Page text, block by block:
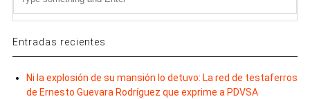
Entradas recientes
Ni la explosión de su mansión lo detuvo: La red de testaferros
de Ernesto Guevara Rodríguez que exprime a PDVSA